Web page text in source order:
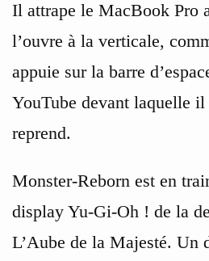
Il attrape le MacBook Pro
l’ouvre à la verticale,
appuie sur la barre
YouTube devant laquelle il
reprend.
Monster-Reborn est en
display Yu-Gi-Oh ! de la
L’Aube de la Majesté. Un